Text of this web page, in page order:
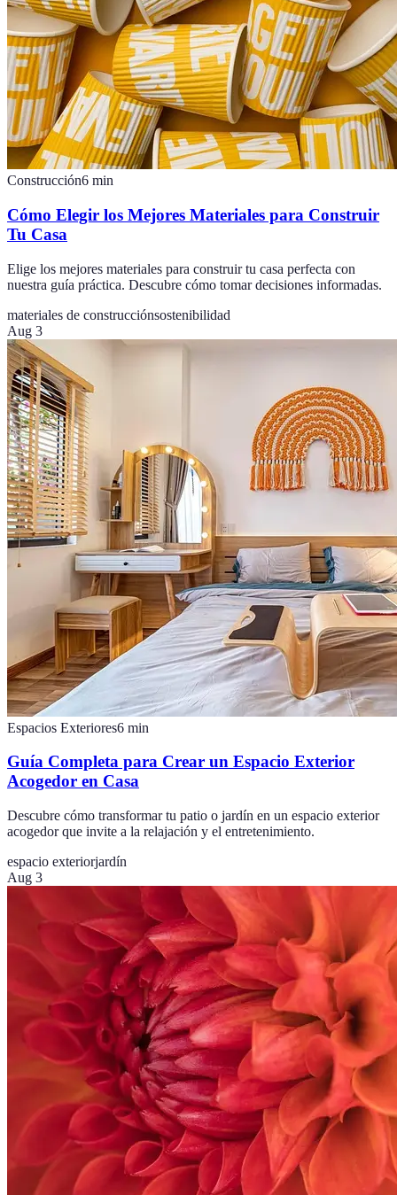
Construcción6 min
Cómo Elegir los Mejores Materiales para Construir
Tu Casa
Elige los mejores materiales para construir tu casa perfecta con
nuestra guía práctica. Descubre cómo tomar decisiones informadas.
materiales de construcciónsostenibilidad
Aug 3
Espacios Exteriores6 min
Guía Completa para Crear un Espacio Exterior
Acogedor en Casa
Descubre cómo transformar tu patio o jardín en un espacio exterior
acogedor que invite a la relajación y el entretenimiento.
espacio exteriorjardín
Aug 3